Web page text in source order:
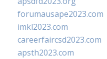
forumausape2023.com
imkl2023.com
careerfaircsd2023.com
apsth2023.com